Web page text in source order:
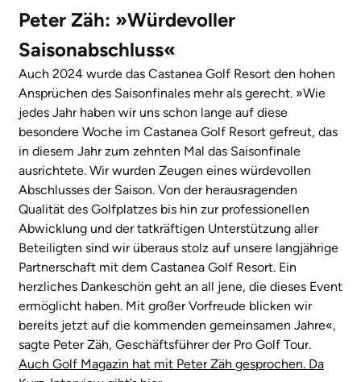
Peter Zäh: »Würdevoller
Saisonabschluss«
Auch 2024 wurde das Castanea Golf Resort den hohen
Ansprüchen des Saisonfinales mehr als gerecht. »Wie
jedes Jahr haben wir uns schon lange auf diese
besondere Woche im Castanea Golf Resort gefreut, das
in diesem Jahr zum zehnten Mal das Saisonfinale
ausrichtete. Wir wurden Zeugen eines würdevollen
Abschlusses der Saison. Von der herausragenden
Qualität des Golfplatzes bis hin zur professionellen
Abwicklung und der tatkräftigen Unterstützung aller
Beteiligten sind wir überaus stolz auf unsere langjährige
Partnerschaft mit dem Castanea Golf Resort. Ein
herzliches Dankeschön geht an all jene, die dieses Event
ermöglicht haben. Mit großer Vorfreude blicken wir
bereits jetzt auf die kommenden gemeinsamen Jahre«,
sagte Peter Zäh, Geschäftsführer der Pro Golf Tour.
Auch Golf Magazin hat mit Peter Zäh gesprochen. Da